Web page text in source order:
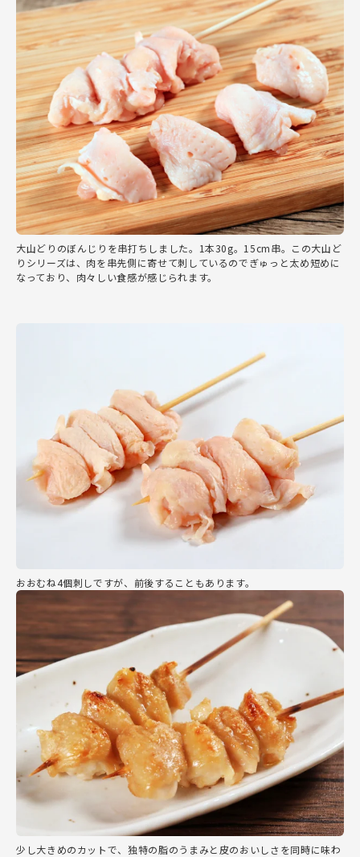
大山どりのぼんじりを串打ちしました。1本30g。15cm串。この大山ど
りシリーズは、肉を串先側に寄せて刺しているのでぎゅっと太め短めに
なっており、肉々しい食感が感じられます。
おおむね4個刺しですが、前後することもあります。
少し大きめのカットで、独特の脂のうまみと皮のおいしさを同時に味わ